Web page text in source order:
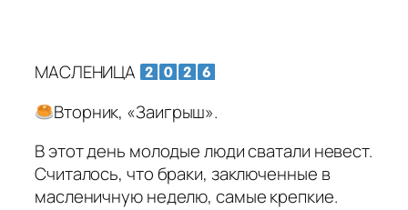
МАСЛЕНИЦА
Вторник, «Заигрыш».
В этот день молодые люди сватали невест.
Считалось, что браки, заключенные в
масленичную неделю, самые крепкие.